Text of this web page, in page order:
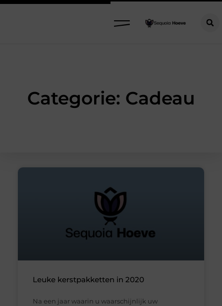
Categorie: Cadeau
Leuke kerstpakketten in 2020
Na een jaar waarin u waarschijnlijk uw